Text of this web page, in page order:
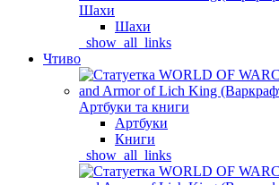
Шахи
Шахи
_show_all_links
Чтиво
Артбуки та книги
Артбуки
Книги
_show_all_links